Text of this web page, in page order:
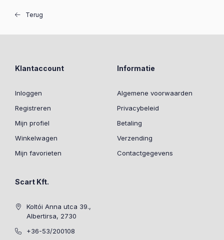
Terug
Klantaccount
Inloggen
Registreren
Mijn profiel
Winkelwagen
Mijn favorieten
Informatie
Algemene voorwaarden
Privacybeleid
Betaling
Verzending
Contactgegevens
Scart Kft.
Koltói Anna utca 39.,
Albertirsa, 2730
+36-53/200108